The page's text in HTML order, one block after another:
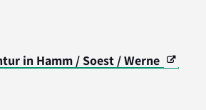
in Hamm / Soest / Werne